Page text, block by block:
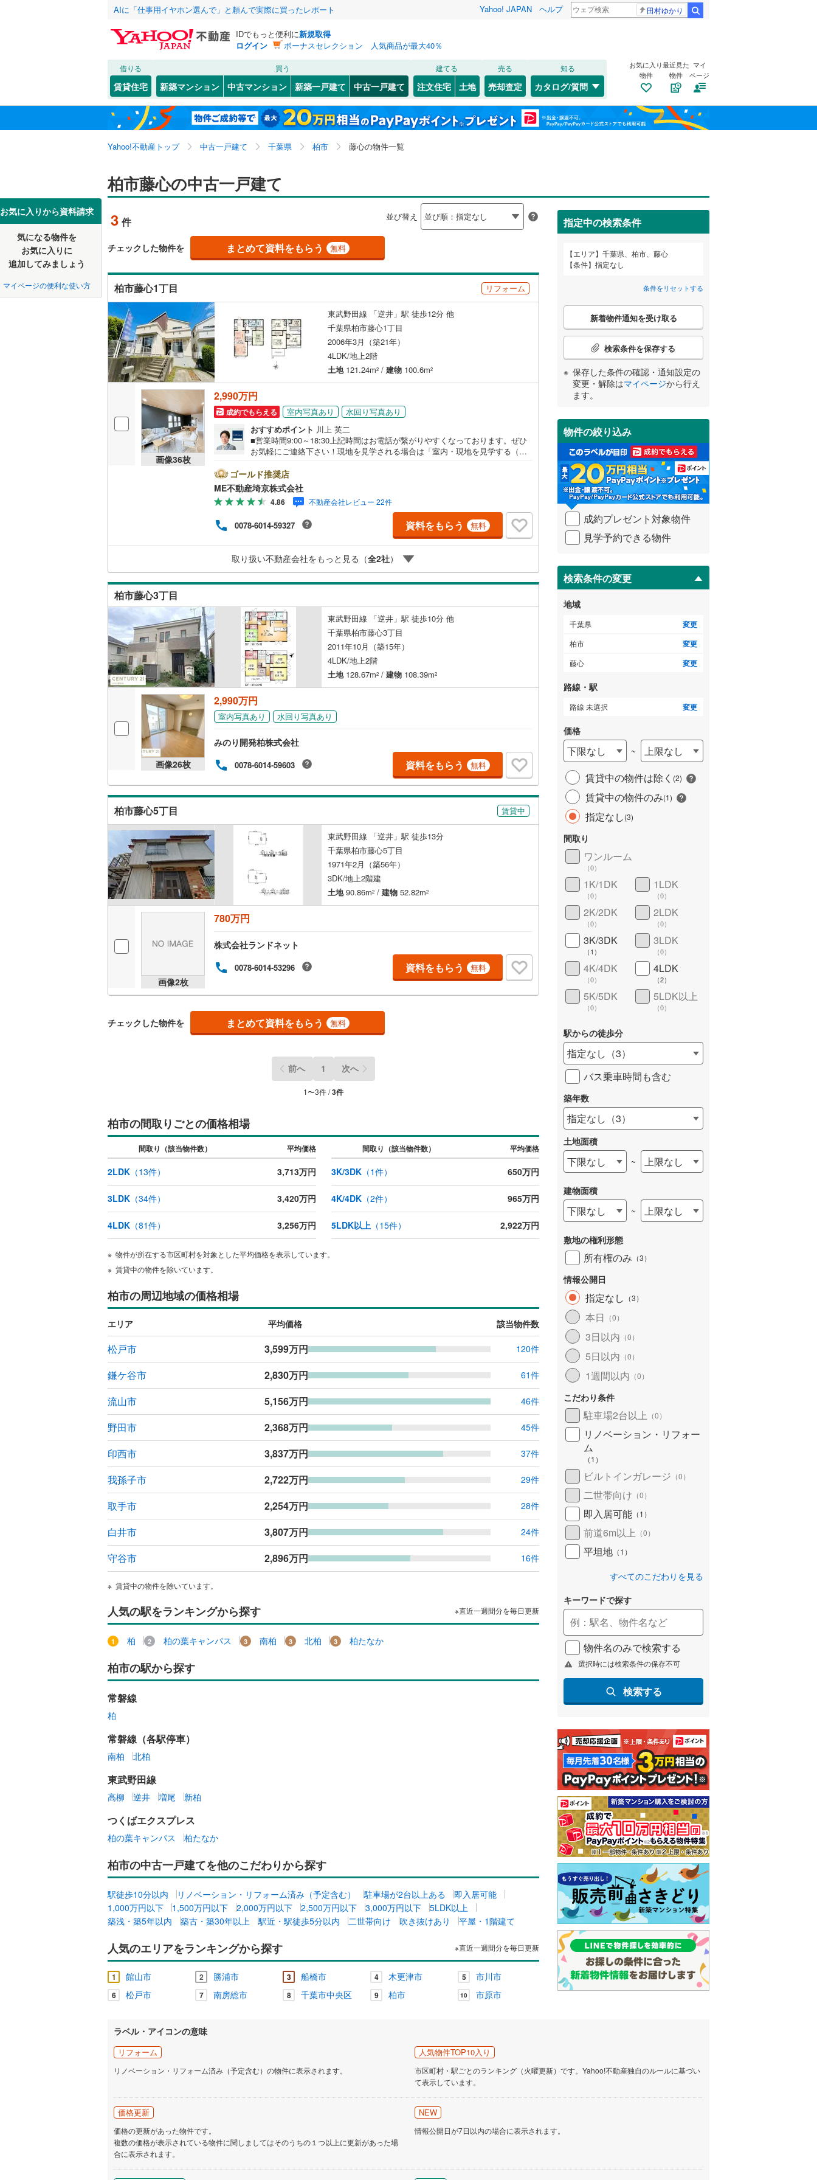
AIに「仕事用イヤホン選んで」と頼んで実際に買ったレポート Yahoo! JAPAN ヘルプ 田村ゆかり
IDでもっと便利に新規取得
ログイン
ボーナスセレクション 人気商品が最大40％
借りる
賃貸住宅
買う
新築マンション 中古マンション 新築一戸建て 中古一戸建て
建てる
注文住宅 土地
売る
売却査定
知る
カタログ/質問
お気に入り
物件
最近見た
物件
マイ
ページ
Yahoo!不動産トップ 中古一戸建て 千葉県 柏市 藤心の物件一覧
お気に入りから資料請求
気になる物件を
お気に入りに
追加してみましょう
マイページの便利な使い方
柏市藤心の中古一戸建て
3 件 並び替え
チェックした物件を まとめて資料をもらう 無料
柏市藤心1丁目 リフォーム
東武野田線 「逆井」駅 徒歩12分 他
千葉県柏市藤心1丁目
2006年3月（築21年）
4LDK/地上2階
土地121.24m2 / 建物 100.6m2
画像36枚
2,990万円
成約でもらえる 室内写真あり
水回り写真あり
おすすめポイント 川上 英二
■営業時間9:00～18:30上記時間はお電話が繋がりやすくなっております。ぜひ
お気軽にご連絡下さい！現地を見学される場合は「室内・現地を見学する（無
能です。■ご来店特典1.ご見学、ご来店後にアンケート記入でもれなく3、000円
のQUOカードプレゼント（1組様1回限り後日郵送）2.未公開の物件情報をご紹
介3.不動産ご購入、ご売却、太陽光発電システムご検討中のお客様、ご紹介で
もれなくQUOカード3、000円分プレゼント更にご紹介のお客様が弊社仲介にて
ご契約頂くと、1万円から最大10万円のご紹介料をお支払いさせて頂きます！詳
しくはスタッフ迄■県内有数の大型店舗1.店舗敷地内に大型駐車場完備、マイカ
ーでも安心！2.チャイルドスペース、授乳室、ベビーベッド完備3.他にもファミ
むつ、アメニティ、大型個室2部屋、各ブースモニター等
ゴールド推奨店
ME不動産埼京株式会社
4.86 不動産会社レビュー 22件
0078-6014-59327 資料をもらう 無料
取り扱い不動産会社をもっと見る（全2社）
柏市藤心3丁目
東武野田線 「逆井」駅 徒歩10分 他
千葉県柏市藤心3丁目
2011年10月（築15年）
4LDK/地上2階
土地128.67m2 / 建物 108.39m2
画像26枚
2,990万円
室内写真あり 水回り写真あり
みのり開発柏株式会社
0078-6014-59603 資料をもらう 無料
柏市藤心5丁目 賃貸中
東武野田線 「逆井」駅 徒歩13分
千葉県柏市藤心5丁目
1971年2月（築56年）
3DK/地上2階建
土地90.86m2 / 建物 52.82m2
画像2枚
780万円
株式会社ランドネット
0078-6014-53296 資料をもらう 無料
チェックした物件を まとめて資料をもらう 無料
前へ 1 次へ
1〜3件 /3件
柏市の間取りごとの価格相場
間取り（該当物件数） 平均価格 間取り（該当物件数） 平均価格
2LDK （13件） 3,713万円 3K/3DK（1件） 650万円
3LDK （34件） 3,420万円 4K/4DK（2件） 965万円
4LDK （81件） 3,256万円 5LDK以上（15件） 2,922万円
物件が所在する市区町村を対象とした平均価格を表示しています。
賃貸中の物件を除いています。
柏市の周辺地域の価格相場
エリア 平均価格 該当物件数
松戸市 3,599万円 120件
鎌ケ谷市 2,830万円 61件
流山市 5,156万円 46件
野田市 2,368万円 45件
印西市 3,837万円 37件
我孫子市 2,722万円 29件
取手市 2,254万円 28件
白井市 3,807万円 24件
守谷市 2,896万円 16件
賃貸中の物件を除いています。
人気の駅をランキングから探す ※直近一週間分を毎日更新
柏 柏の葉キャンパス 南柏 北柏 柏たなか
柏市の駅から探す
常磐線
柏
常磐線（各駅停車）
南柏 北柏
東武野田線
高柳 逆井 増尾 新柏
つくばエクスプレス
柏の葉キャンパス 柏たなか
柏市の中古一戸建てを他のこだわりから探す
駅徒歩10分以内 リノベーション・リフォーム済み（予定含む） 駐車場が2台以上ある
即入居可能
1,000万円以下
1,500万円以下 2,000万円以下 2,500万円以下 3,000万円以下
5LDK以上
築浅・築5年以内
築古・築30年以上 駅近・駅徒歩5分以内 二世帯向け 吹き抜けあり 平屋・1階建て
人気のエリアをランキングから探す ※直近一週間分を毎日更新
1 館山市 2 勝浦市 3 船橋市 4 木更津市 5 市川市
6 松戸市 7 南房総市 8 千葉市中央区 9 柏市 10 市原市
指定中の検索条件
エリア
千葉県、柏市、藤心
条件
指定なし
条件をリセットする
こ
検
条
件
受
け
取
る
・
条
件
を
イ
ペ
ジ
に
保
存
す
る
新着物件通知を受け取る
検索条件を保存する
保存した条件の確認・通知設定の
変更・解除はマイページから行え
ます。
物件の絞り込み
成約プレゼント対象物件
見学予約できる物件
検索条件の変更
地域
千葉県 変更
柏市 変更
藤心 変更
路線・駅
路線 未選択 変更
価格
下限なし ~
上限なし
賃貸中の物件は除く (2)
賃貸中の物件のみ(1)
指定なし(3)
間取り
ワンルーム
（0）
1K/1DK
（0）
1LDK
（0）
2K/2DK
（0）
2LDK
（0）
3K/3DK
（1 ）
3LDK
（0）
4K/4DK
（0）
4LDK
（2）
5K/5DK
（0）
5LDK以上
（0）
駅からの徒歩分
指定なし （3）
バス乗車時間も含む
築年数
指定なし （3）
土地面積
下限なし ~ 上限なし
建物面積
下限なし ~ 上限なし
敷地の権利形態
所有権のみ （3）
情報公開日
指定なし （3）
本日 （0）
3日以内 （0）
5日以内 （0）
1週間以内 （0）
こだわり条件
駐車場2台以上 （0）
リノベーション・リフォー
ム
（1 ）
ビルトインガレージ （0）
二世帯向け （0）
即入居可能 （1 ）
前道6m以上 （0）
平坦地 （1 ）
すべてのこだわりを見る
キーワードで探す
物件名のみで検索する
選択時には検索条件の保存不可
検索する
ラベル・アイコンの意味
リフォーム
リノベーション・リフォーム済み（予定含む）の物件に表示されます。
人気物件TOP10入り
市区町村・駅ごとのランキング（火曜更新）です。Yahoo!不動産独自のルールに基づい
て表示しています。
価格更新
価格の更新があった物件です。
複数の価格が表示されている物件に関しましてはそのうちの１つ以上に更新があった場
合に表示されます。
NEW
情報公開日が7日以内の場合に表示されます。
北海道 北海道
東北 青森 岩手 宮城 秋田 山形 福島
関東 東京 神奈川 埼玉
信越・北陸 新潟
三重
近畿 大阪 兵庫
中国 鳥取 島根 岡山 広島 山口
愛媛 高知
九州・沖縄 福岡 佐賀 長崎 鹿児島
該当物件 0 件 この条件で検索する
千葉市 中央区(41) 花見川区(42) 稲毛区(30)
若葉区(79) 緑区(46) 美浜区(7)
かの地域
館山市(27)
茂原市 成田市(17)
東金市(50) 旭市(4)
習志野市(22) 勝浦市(11)
市原市(112) 流山市(48)
我孫子市(31) 鴨川市(4)
君津市( 30) 富津市 浦安市(17)
四街道市 (36) 袖ケ浦市 (38)
41) 白井市(24 富里市( 15)
南房総市
香取市(
山武市(38) いすみ市 大網白里市(59)
印旛郡酒々井町(6) 印旛郡栄町(7) 香取郡神崎町(0)
山武郡九十九里町(15)
山武郡芝山町(1) 長生郡一宮町(4)
長生郡睦沢町
(2) 長生郡長生村(12) 長生郡白子町
長生郡長柄町( 長生郡長南町 (0 ) 夷隅郡大多喜町(4
夷隅郡御宿町(5) 安房郡鋸南町
該当物件 0 件 この条件で検索する
旭町(2) 東(2) 永楽台(3)
大青田(1) 大室(9) 小青田(1)
酒井根
) 逆井
宿連寺(4)
つくしが丘(1) 常盤台(3) 戸張(4)
豊四季(5) 豊住(4)
十余二(2)
花野井(9)
藤心
布施(2) 布施新町(1)
船戸(5) 増尾 松ケ崎(3)
松葉町
) 若柴(1)
増尾台(1) 伊勢原(1) 西原(3 )
みどり台(1 豊平町
南逆井(8) 大井(5)
大島田(3) 大津ケ丘(5) 高南台(1)
しいの木台(2 塚崎(2)
該当物件 0 件 この条件で検索する
JR 常磐線(0) 総武本線(0) 外房線(0)
内房線(0) 京葉線(0) 成田線(0)
鹿島線(0) 久留里線(0) 東金線(0)
武蔵野線
(0) 常磐線（各駅停車）
地下鉄 東京メトロ東西線
銚子電気鉄道 0) 小湊鐵道(0)
千葉都市モノレール(0) 流鉄流山線(0) つくばエクスプレス(0)
京成成田高速鉄道アクセス線(0) 京成千葉線(0)
京成千原線(0) 京成松戸線(0)
山万ユーカリが丘線(0) 芝山鉄道(0)
東葉高速鉄道(0) ディズニーリゾートライン
該当物件 0 件 この条件で検索する
該当物件 0 件 この条件で検索する
こだわり条件 リフォーム、リノベーション
リノベーション・リフォーム
（1）
築古・築30年以上（1）
設備
床暖房（2）
駐車場2台以上（0） ビルトインガレージ（0） 太陽光発電システム（1）
（2）
防犯カメラ（ 0）
（0） 0）
二世帯向け
平屋・1階建て 3階建て以上（0）
サービスルーム（納戸）（0）
最寄りの駅が始発駅 小学校まで1km以内
配置、向き、建ち方、日当たり
前道6m以上（0） 角地（ 1） 南道路（1）
平坦地（1）
LD
リビングダイニング15畳以上
キッチン
販売、価格、契約、入居関連など
即入居可能（1）
浴室乾燥機あり
ウォークインクローゼット
床下収納 （ 1 ）
ウッドデッキあり ）
構造・規模・施工・品質・工法関連
耐震、免震、制震構造
長期優良住宅
IT重説可（2）
詳しく見る
該当物件 0 件 この条件で検索する
検索条件を保存しました
この検索条件の新着物件通知は、 マイページから設定できます。
保存した条件を見る
千葉県、柏市、藤心
検索条件を保存する
マイページ
お気に入りリストを見る
閉じる
お気に入りリストを見る
閉じる